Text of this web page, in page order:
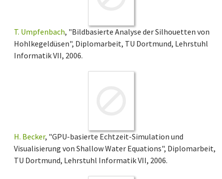
T. Umpfenbach, "Bildbasierte Analyse der Silhouetten von
Hohlkegeldüsen", Diplomarbeit, TU Dortmund, Lehrstuhl
Informatik VII, 2006.
H. Becker, "GPU-basierte Echtzeit-Simulation und
Visualisierung von Shallow Water Equations", Diplomarbeit,
TU Dortmund, Lehrstuhl Informatik VII, 2006.